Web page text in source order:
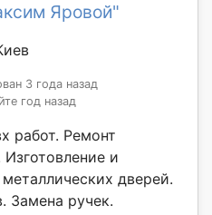
Яровой"
3 года назад
год назад
работ. Ремонт
и
дверей.
Замена ручек.